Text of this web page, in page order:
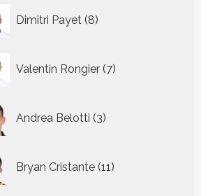
Dimitri Payet 8
producten
Valentin Rongier 7
producten
Andrea Belotti 3
producten
Bryan Cristante 11
producten